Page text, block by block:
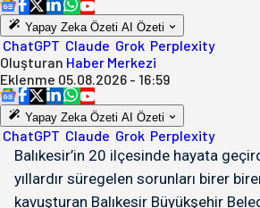
Yapay Zeka Özeti AI Özeti
ChatGPT Claude Grok Perplexity
Oluşturan Haber Merkezi
Eklenme 05.08.2026 - 16:59
Yapay Zeka Özeti AI Özeti
ChatGPT Claude Grok Perplexity
Balıkesir’in 20 ilçesinde hayata
yıllardır süregelen sorunları birer
kavuşturan Balıkesir Büyükşehir